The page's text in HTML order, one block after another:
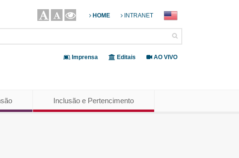
HOME INTRANET
Imprensa Editais AO VIVO
Inclusão e Pertencimento